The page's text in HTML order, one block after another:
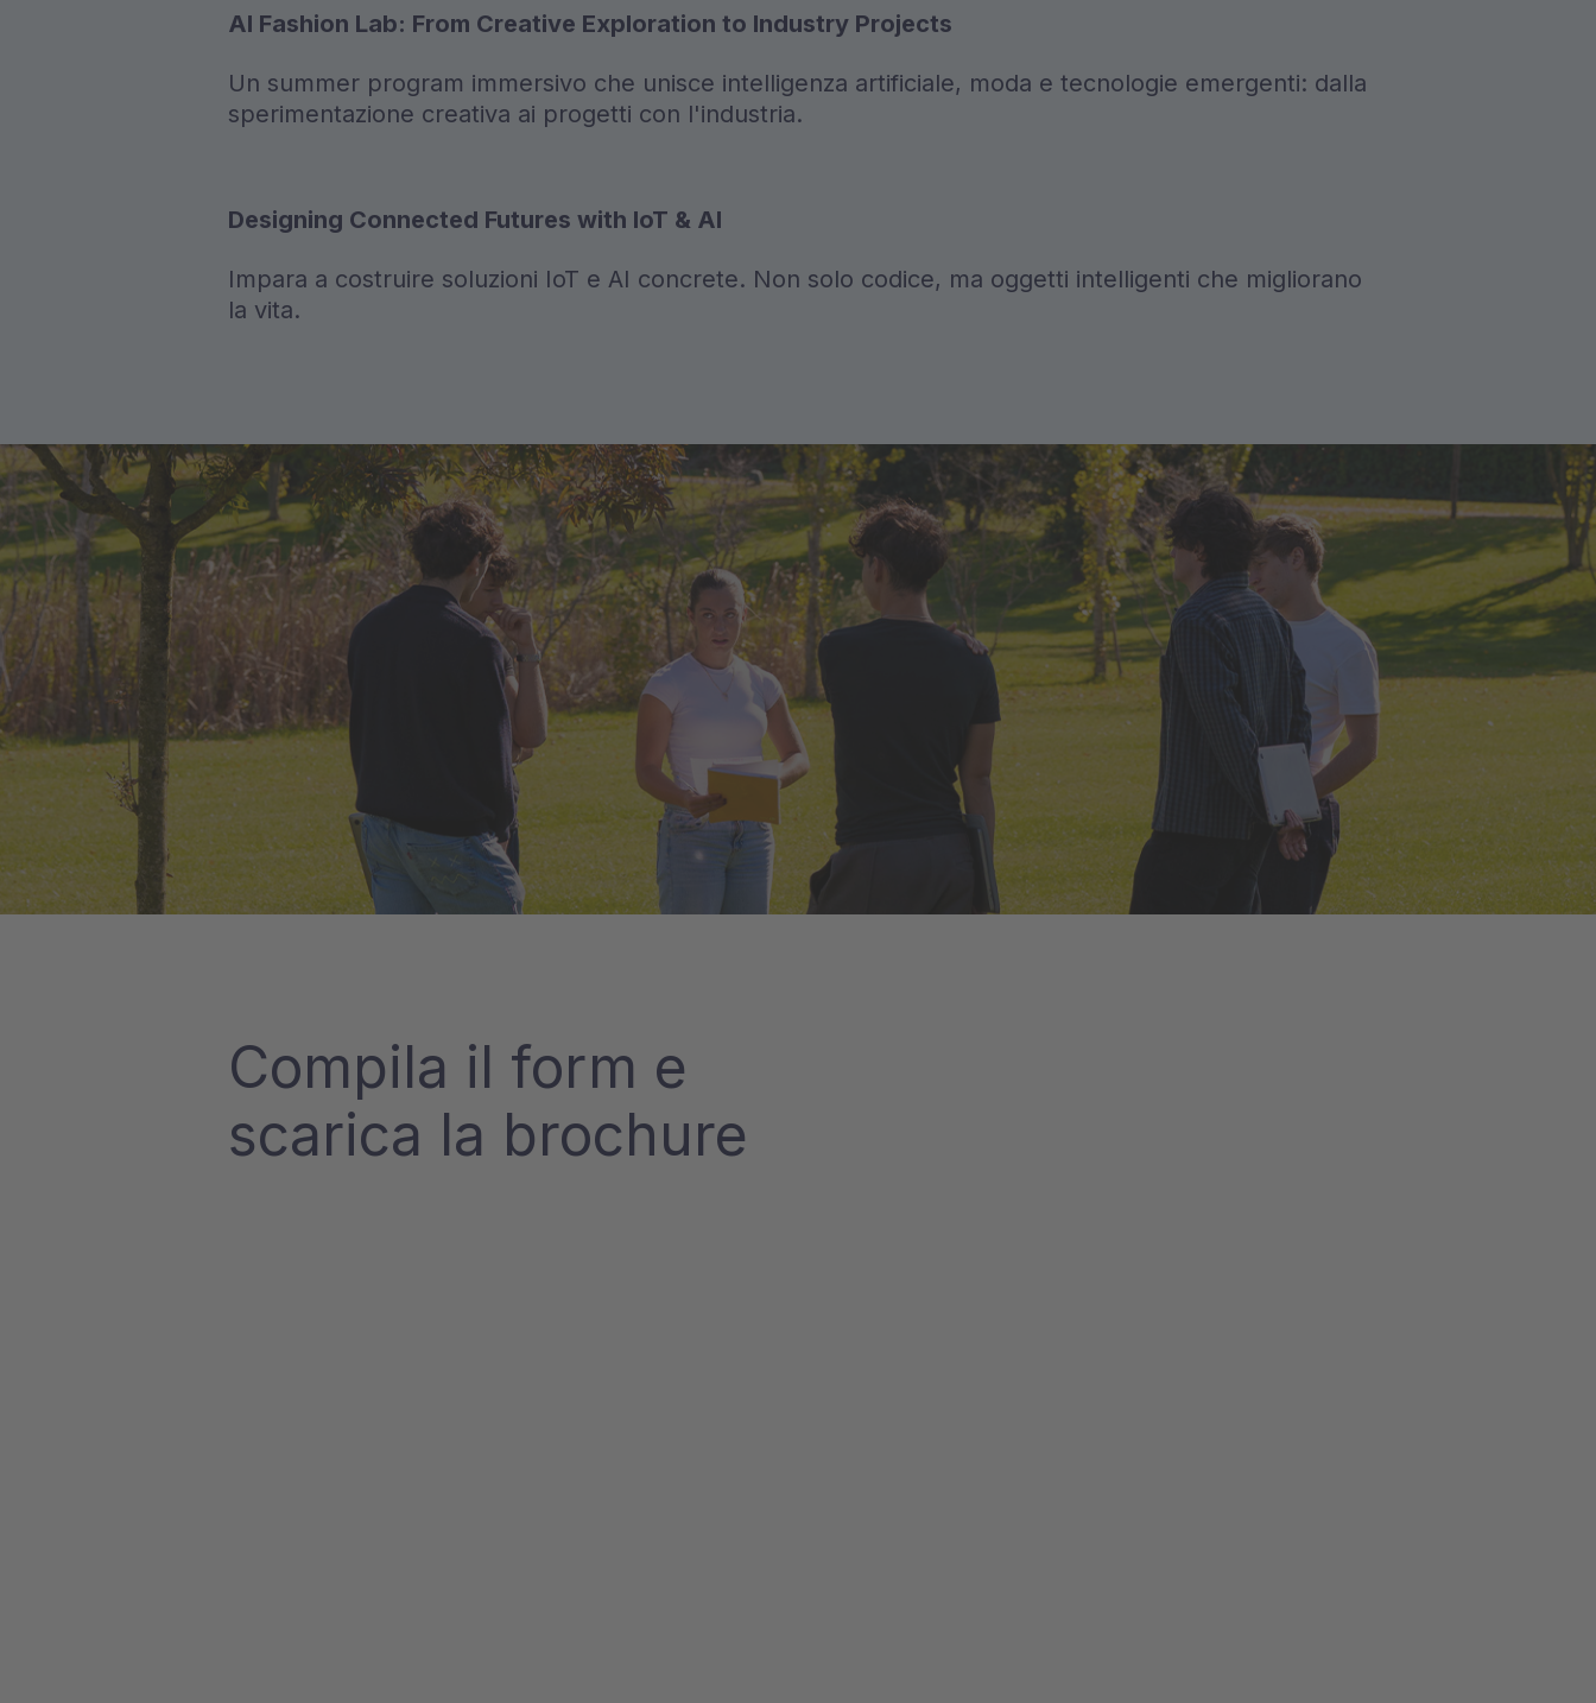
AI Fashion Lab: From Creative Exploration to Industry Projects
Un summer program immersivo che unisce intelligenza artificiale, moda e tecnologie emergenti: dalla
sperimentazione creativa ai progetti con l'industria.
Designing Connected Futures with IoT & AI
Impara a costruire soluzioni IoT e AI concrete. Non solo codice, ma oggetti intelligenti che migliorano
la vita.
Compila il form e
scarica la brochure